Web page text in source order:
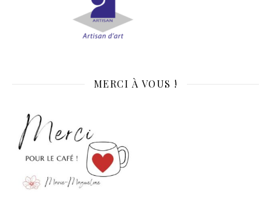
MERCI À VOUS !